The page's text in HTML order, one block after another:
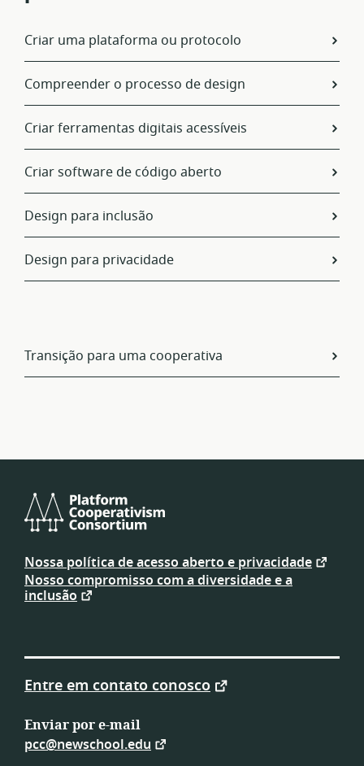
Criar uma plataforma ou protocolo
Compreender o processo de design
Criar ferramentas digitais acessíveis
Criar software de código aberto
Design para inclusão
Design para privacidade
Transição para uma cooperativa
Platform
Cooperativism
Consortium
Nossa política de acesso aberto e privacidade
Nosso compromisso com a diversidade e a
inclusão
Entre em contato conosco
Enviar por e-mail
pcc@newschool.edu